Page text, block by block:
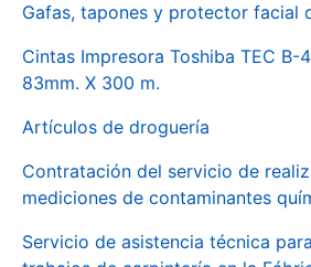
Gafas, tapones y protector facial
Cintas Impresora Toshiba TEC B-
83mm. X 300 m.
Artículos de droguería
Contratación del servicio de
mediciones de contaminantes
Servicio de asistencia técnica